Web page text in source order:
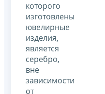
которого
изготовлены
ювелирные
изделия,
является
серебро,
вне
зависимости
от